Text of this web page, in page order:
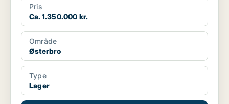
Pris
Ca. 1.350.000 kr.
Område
Østerbro
Type
Lager